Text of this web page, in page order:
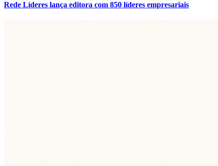
Rede Líderes lança editora com 850 líderes empresariais